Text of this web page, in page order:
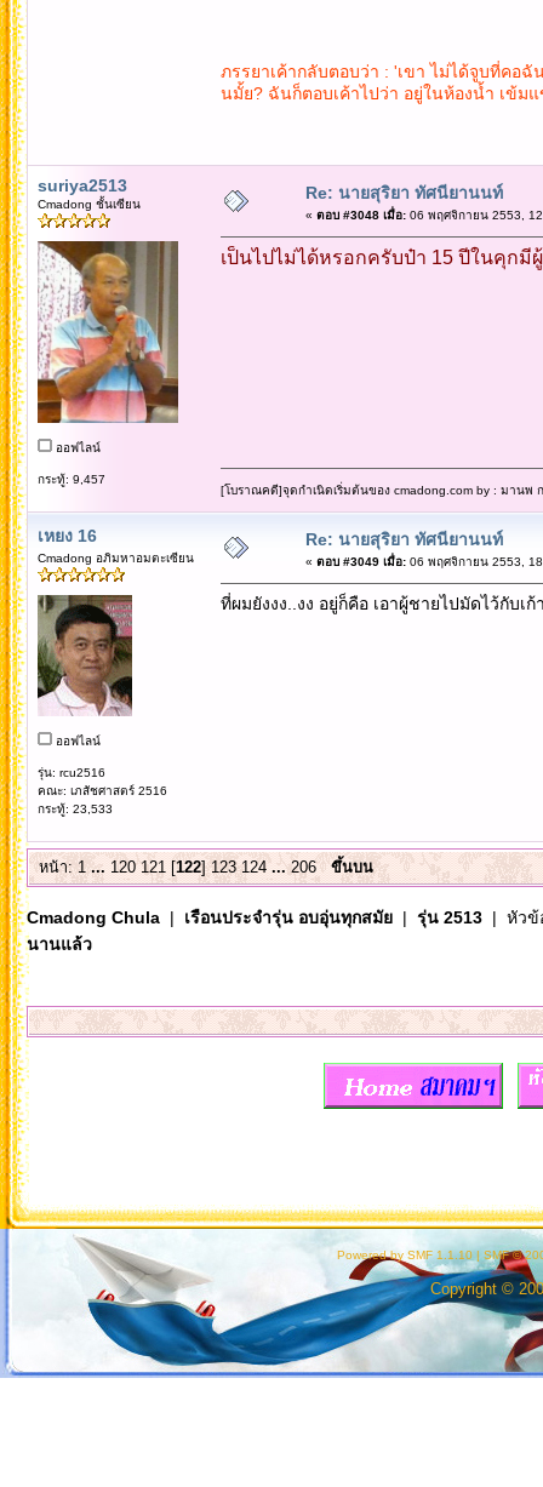
ภรรยาเค้ากลับตอบว่า : 'เขา ไม่ได้จูบที่คอ
นมั้ย? ฉันก็ตอบเค้าไปว่า อยู่ในห้องน้ำ เข้
suriya2513
Cmadong ชั้นเซียน
ออฟไลน์
กระทู้: 9,457
Re: นายสุริยา ทัศนียานนท์
« ตอบ #3048 เมื่อ:06 พฤศจิกายน 2553,
เป็นไปไม่ได้หรอกครับป๋า 15 ปีในคุกมี
[โบราณคดี]จุดกำเนิดเริ่มต้นของ cmadong.com by : มานพ
เหยง 16
Cmadong อภิมหาอมตะเซียน
ออฟไลน์
รุ่น: rcu2516
คณะ: เภสัชศาสตร์ 2516
กระทู้: 23,533
Re: นายสุริยา ทัศนียานนท์
« ตอบ #3049 เมื่อ:06 พฤศจิกายน 2553,
ที่ผมยังงง..งง อยู่ก็คือ เอาผู้ชายไปมัดไว้กับ
หน้า:1 ... 120 121 [122]123 124 ...206 ขึ้นบน
Cmadong Chula| เรือนประจำรุ่น อบอุ่นทุกสมัย| รุ่น 2513| หัวข้
นานแล้ว
Powered by SMF 1.1.10 | SMF ©
Copyright ©